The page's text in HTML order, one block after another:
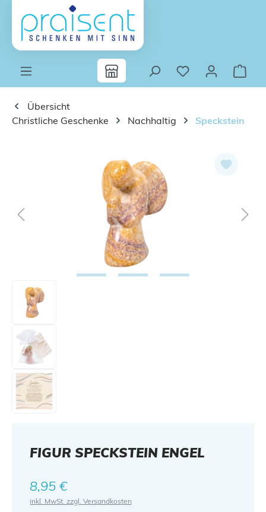
Zum Hauptinhalt springen
Übersicht
Christliche Geschenke
Nachhaltig Speckstein
FIGUR SPECKSTEIN ENGEL
Regulärer Preis:
8,95 €
inkl. MwSt. zzgl. Versandkosten